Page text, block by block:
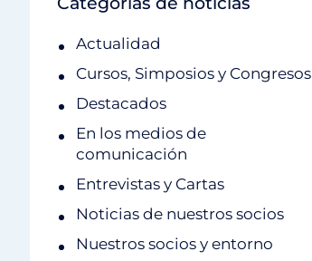
Actualidad
Cursos, Simposios y Congresos
Destacados
En los medios de
comunicación
Entrevistas y Cartas
Noticias de nuestros socios
Nuestros socios y entorno